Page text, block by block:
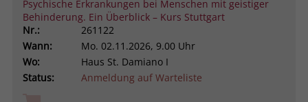
Psychische Erkrankungen bei Menschen mit geistiger
Behinderung. Ein Überblick – Kurs Stuttgart
Nr.:
261122
Wann:
Mo. 02.11.2026, 9.00 Uhr
Wo:
Haus St. Damiano I
Status:
Anmeldung auf Warteliste